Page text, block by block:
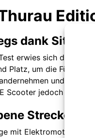
dank Sitz &
erwies sich der Sitz
Platz, um die Füße
und
Scooter jedoch nicht
Strecken &
mit Elektromotor